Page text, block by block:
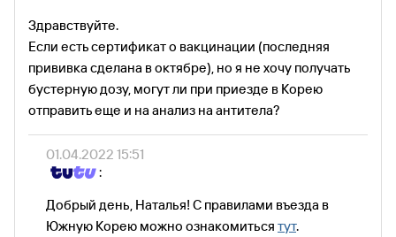
Здравствуйте.
Если есть сертификат о вакцинации (последняя
прививка сделана в октябре), но я не хочу получать
бустерную дозу, могут ли при приезде в Корею
отправить еще и на анализ на антитела?
01.04.2022 15:51
:
Добрый день, Наталья! С правилами въезда в
Южную Корею можно ознакомиться тут.